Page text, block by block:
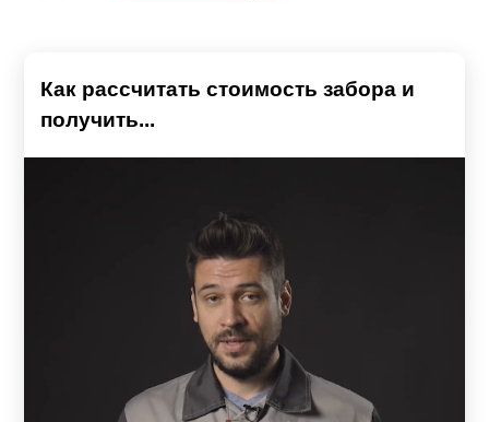
Как рассчитать стоимость забора и
получить...